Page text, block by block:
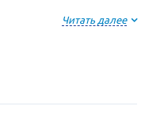
Читать далее